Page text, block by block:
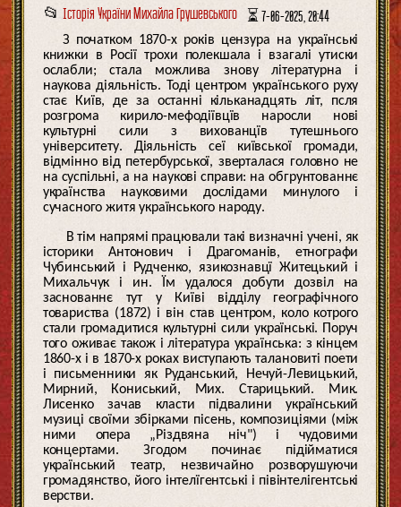
📂 Історія України Михайла Грушевського ⏳ 7-06-2025, 20:44
З початком 1870-х років цензура на українські
книжки в Росії трохи полекшала і взагалі утиски
ослабли; стала можлива знову літературна і
наукова діяльність. Тоді центром українського руху
стає Київ, де за останні кільканадцять літ, псля
розгрома кирило-мефодіївцїв наросли нові
культурні сили з вихованцїв тутешнього
університету. Діяльність сеї київської громади,
відмінно від петербурської, зверталася головно не
на суспільні, а на наукові справи: на обгрунтованнє
українства науковими дослідами минулого і
сучасного житя українського народу.
В тім напрямі працювали такі визначні учені, як
історики Антонович і Драгоманів, етнографи
Чубинський і Рудченко, язикознавцї Житецький і
Михальчук і ин. Їм удалося добути дозвіл на
заснованнє тут у Київі відділу географічного
товариства (1872) і він став центром, коло котрого
стали громадитися культурні сили українські. Поруч
того оживає також і література українська: з кінцем
1860-х і в 1870-х роках виступають талановиті поети
і письменники як Руданський, Нечуй-Левицький,
Мирний, Кониський, Мих. Старицький. Мик.
Лисенко зачав класти підвалини український
музиці своїми збірками пісень, композиціями (між
ними опера „Різдвяна ніч") і чудовими
концертами. Згодом починає підійматися
український театр, незвичайно розворушуючи
громадянство, його інтелїгентські і півінтелігентські
верстви.